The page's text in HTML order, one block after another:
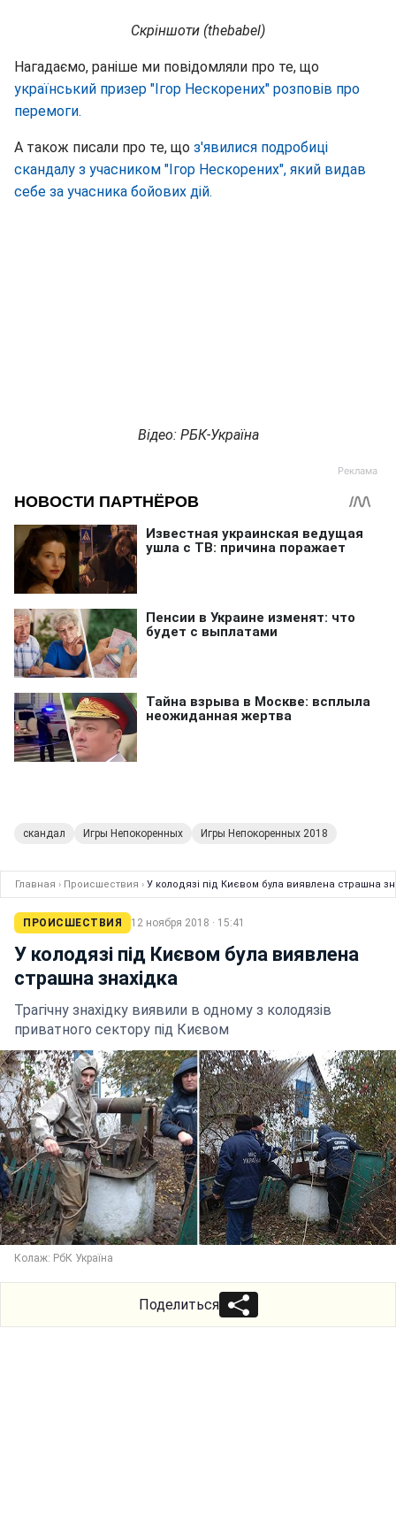
Скріншоти (thebabel)
Нагадаємо, раніше ми повідомляли про те, що
український призер "Ігор Нескорених" розповів про
перемоги.
А також писали про те, що з'явилися подробиці
скандалу з учасником "Ігор Нескорених", який видав
себе за учасника бойових дій.
Відео: РБК-Україна
скандал Игры Непокоренных Игры Непокоренных 2018
Главная › Происшествия › У колодязі під Києвом була виявлена страшна
ПРОИСШЕСТВИЯ 12 ноября 2018 · 15:41
У колодязі під Києвом була виявлена
страшна знахідка
Трагічну знахідку виявили в одному з колодязів
приватного сектору під Києвом
Колаж: РбК Україна
Поделиться